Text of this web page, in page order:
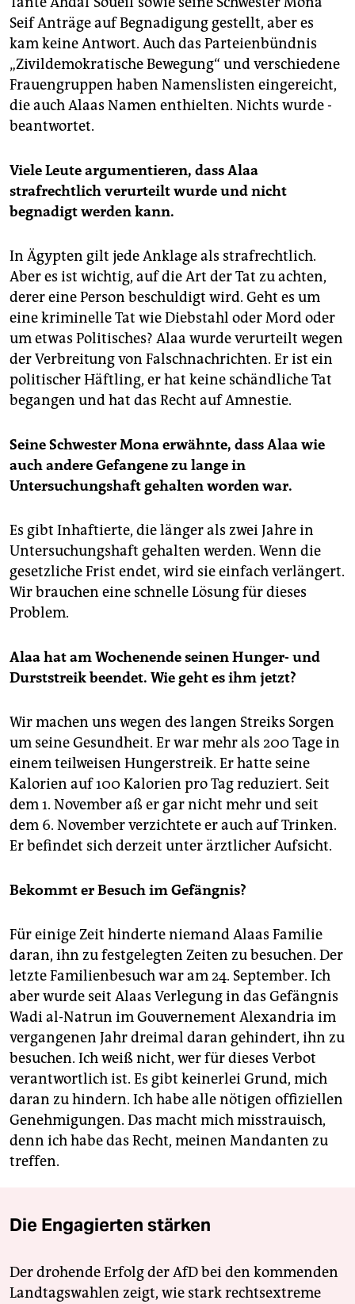
Seif Anträge auf ­Begnadigung gestellt, aber es
kam keine Antwort. Auch das Parteienbündnis
„Zivildemokratische Bewegung“ und verschiedene
Frauengruppen haben ­Namenslisten eingereicht,
die auch Alaas ­Namen ­enthielten. Nichts wurde ­
beantwortet.
Viele Leute argumentieren, dass Alaa
strafrechtlich verurteilt wurde und nicht
begnadigt werden kann.
In Ägypten gilt jede Anklage als strafrechtlich.
Aber es ist wichtig, auf die Art der Tat zu achten,
derer eine Person beschuldigt wird. Geht es um
eine kriminelle Tat wie Diebstahl oder Mord oder
um etwas Politisches? Alaa wurde verurteilt wegen
der Verbreitung von Falschnachrichten. Er ist ein
politischer Häftling, er hat keine schändliche Tat
begangen und hat das Recht auf Amnestie.
Seine Schwester Mona erwähnte, dass Alaa wie
auch andere Gefangene zu lange in
Untersuchungshaft gehalten worden war.
Es gibt Inhaftierte, die länger als zwei Jahre in
Untersuchungshaft gehalten werden. Wenn die
gesetzliche Frist endet, wird sie einfach verlängert.
Wir brauchen eine schnelle Lösung für dieses
Problem.
Alaa hat am Wochenende seinen Hunger- und
Durststreik beendet. Wie geht es ihm jetzt?
Wir machen uns wegen des langen Streiks Sorgen
um seine Gesundheit. Er war mehr als 200 Tage in
einem teilweisen Hungerstreik. Er hatte seine
Kalorien auf 100 Kalorien pro Tag reduziert. Seit
dem 1. November aß er gar nicht mehr und seit
dem 6. November verzichtete er auch auf Trinken.
Er befindet sich derzeit unter ärztlicher Aufsicht.
Bekommt er Besuch im Gefängnis?
Für einige Zeit hinderte niemand Alaas Familie
daran, ihn zu festgelegten Zeiten zu besuchen. Der
letzte Familienbesuch war am 24. September. Ich
aber wurde seit Alaas Verlegung in das Gefängnis
Wadi al-Natrun im Gouvernement Alexandria im
vergangenen Jahr dreimal daran gehindert, ihn zu
besuchen. Ich weiß nicht, wer für dieses Verbot
verantwortlich ist. Es gibt keinerlei Grund, mich
daran zu hindern. Ich habe alle nötigen offiziellen
Genehmigungen. Das macht mich miss­trauisch,
denn ich habe das Recht, meinen Mandanten zu
treffen.
Die Engagierten stärken
Der drohende Erfolg der AfD bei den kommenden
Landtagswahlen zeigt, wie stark rechtsextreme